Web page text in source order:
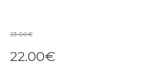
23.00€
22.00€